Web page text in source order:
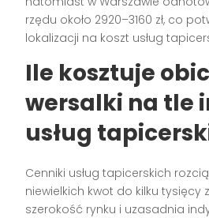
rzędu około 2920–3160 zł, co
lokalizacji na koszt usług
Ile kosztuje
wersalki na tle
usług
Cenniki usług tapicerskich
niewielkich kwot do kilku tysięcy
szerokość rynku i uzasadnia